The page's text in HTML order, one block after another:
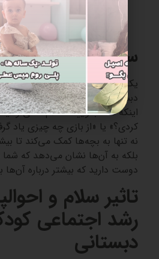
سوالات ساده و
یکی دیگر از راه‌های موثر برای
دبستانی، پرسیدن سوالات ساده
اینکه فقط بگویید «سلام»،
کردی؟» یا «از بازی چه چیزی یاد
نه تنها به بچه‌ها کمک می‌کند تا
بلکه به آن‌ها نشان می‌دهد که شما
دوست دارید که بیشتر درباره آن‌ها
تاثیر سلام و
رشد اجتماعی
دبستانی